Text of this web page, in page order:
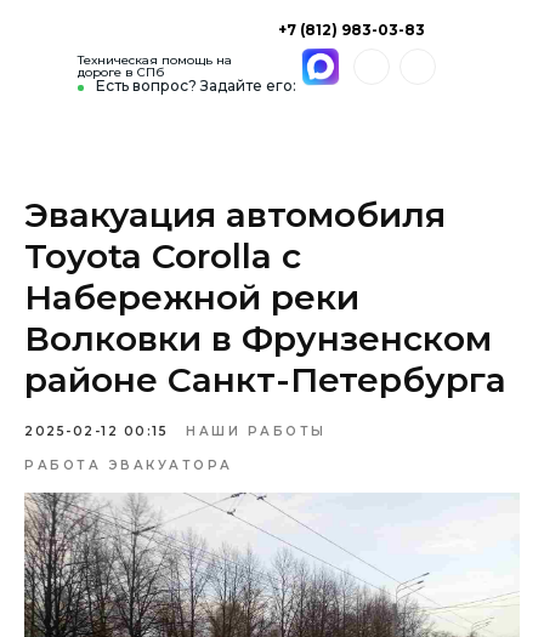
Есть вопрос? Задайте его:
+7 (812) 983-03-83
Техническая помощь на
дороге в СПб
Эвакуация автомобиля
Toyota Corolla с
Набережной реки
Волковки в Фрунзенском
районе Санкт-Петербурга
2025-02-12 00:15 НАШИ РАБОТЫ
РАБОТА ЭВАКУАТОРА